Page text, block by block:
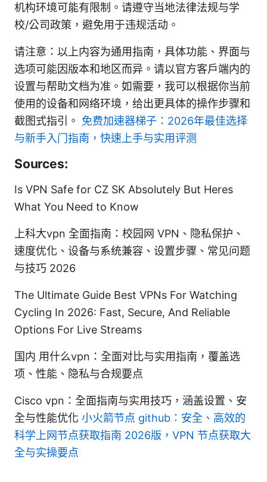
机构环境可能有限制。请遵守当地法律法规与学
校/公司政策，避免用于违规活动。
请注意：以上内容为通用指南，具体功能、界面与
选项可能因版本和地区而异。请以官方客户端内的
设置与帮助文档为准。如需要，我可以根据你当前
使用的设备和网络环境，给出更具体的操作步骤和
截图式指引。 免费加速器梯子：2026年最佳选择
与新手入门指南，快速上手与实用评测
Sources:
Is VPN Safe for CZ SK Absolutely But Heres
What You Need to Know
上科大vpn 全面指南：校园网 VPN、隐私保护、
速度优化、设备与系统兼容、设置步骤、常见问题
与技巧 2026
The Ultimate Guide Best VPNs For Watching
Cycling In 2026: Fast, Secure, And Reliable
Options For Live Streams
国内 用什么vpn：全面对比与实用指南，覆盖选
项、性能、隐私与合规要点
Cisco vpn：全面指南与实用技巧，涵盖设置、安
全与性能优化 小火箭节点 github：安全、高效的
科学上网节点获取指南 2026版，VPN 节点获取大
全与实操要点